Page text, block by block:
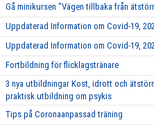
Gå minikursen "Vägen tillbaka från
Uppdaterad Information om Covid-19,
Uppdaterad Information om Covid-19,
Fortbildning för flicklagstränare
3 nya utbildningar Kost, idrott och
praktisk utbildning om psykis
Tips på Coronaanpassad träning